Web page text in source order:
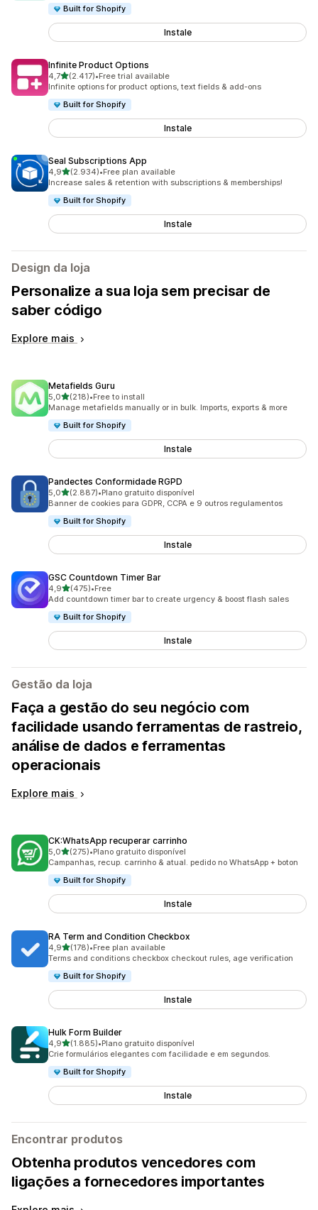
Built for Shopify
Instale
Infinite Product Options
4,7de 5 estrelas
(2.417)
2417 total de avaliações
•Free trial available
Infinite options for product options, text fields & add-ons
Built for Shopify
Instale
Seal Subscriptions App
4,9de 5 estrelas
(2.934)
2934 total de avaliações
•Free plan available
Increase sales & retention with subscriptions & memberships!
Built for Shopify
Instale
Design da loja
Personalize a sua loja sem precisar de
saber código
Explore mais
Metafields Guru
5,0de 5 estrelas
(218)
218 total de avaliações
•Free to install
Manage metafields manually or in bulk. Imports, exports & more
Built for Shopify
Instale
Pandectes Conformidade RGPD
5,0de 5 estrelas
(2.887)
2887 total de avaliações
•Plano gratuito disponível
Banner de cookies para GDPR, CCPA e 9 outros regulamentos
Built for Shopify
Instale
GSC Countdown Timer Bar
4,9de 5 estrelas
(475)
475 total de avaliações
•Free
Add countdown timer bar to create urgency & boost flash sales
Built for Shopify
Instale
Gestão da loja
Faça a gestão do seu negócio com
facilidade usando ferramentas de rastreio,
análise de dados e ferramentas
operacionais
Explore mais
CK:WhatsApp recuperar carrinho
5,0de 5 estrelas
(275)
275 total de avaliações
•Plano gratuito disponível
Campanhas, recup. carrinho & atual. pedido no WhatsApp + boton
Built for Shopify
Instale
RA Term and Condition Checkbox
4,9de 5 estrelas
(178)
178 total de avaliações
•Free plan available
Terms and conditions checkbox checkout rules, age verification
Built for Shopify
Instale
Hulk Form Builder
4,9de 5 estrelas
(1.885)
1885 total de avaliações
•Plano gratuito disponível
Crie formulários elegantes com facilidade e em segundos.
Built for Shopify
Instale
Encontrar produtos
Obtenha produtos vencedores com
ligações a fornecedores importantes